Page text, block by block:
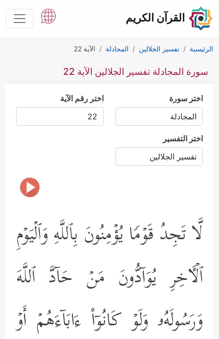
القرآن الكريم
الرئيسية تفسير الجلالين المجادلة الآية 22
سورة المجادلة تفسير الجلالين الآية 22
اختر سورة اختر رقم الآية
اختر التفسير
لَّا تَجِدُ قَوۡمࣰا یُؤۡمِنُونَ بِٱللَّهِ وَٱلۡیَوۡمِ
ٱلۡـَٔاخِرِ یُوَاۤدُّونَ مَنۡ حَاۤدَّ ٱللَّهَ
وَرَسُولَهُۥ وَلَوۡ كَانُوۤاْ ءَابَاۤءَهُمۡ أَوۡ